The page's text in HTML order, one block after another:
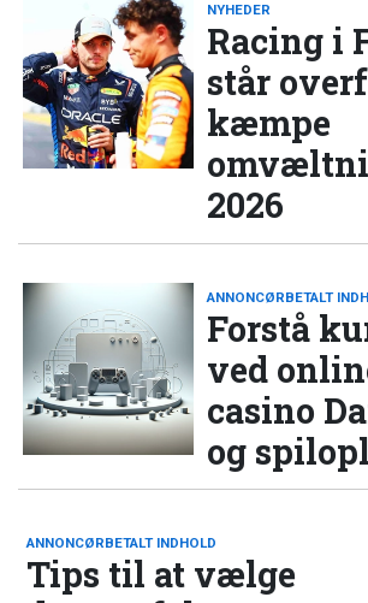
NYHEDER
Racing i
står
kæmpe
2026
ANNONCØRBETALT
Forstå
ved
casino
og
ANNONCØRBETALT INDHOLD
Tips til at vælge